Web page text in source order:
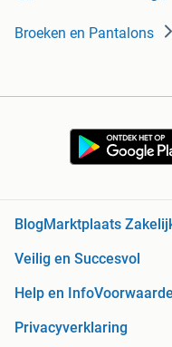
Broeken en Pantalons
BlogMarktplaats
Veilig en Succesvol
Help en Info
Privacyverklaring